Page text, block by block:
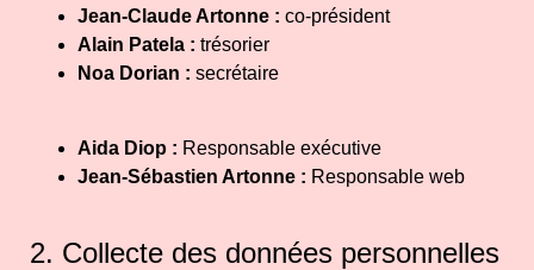
Jean-Claude Artonne : co-président
Alain Patela : trésorier
Noa Dorian : secrétaire
Aida Diop : Responsable exécutive
Jean-Sébastien Artonne : Responsable web
2. Collecte des données personnelles